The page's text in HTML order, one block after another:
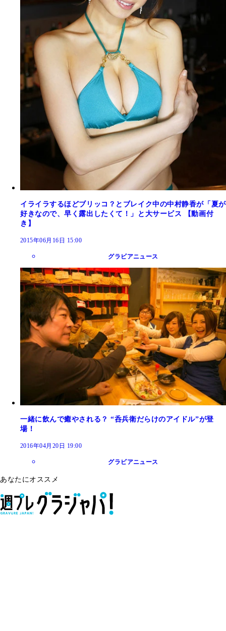
イライラするほどブリッコ？とブレイク中の中村静香が「夏が
好きなので、早く露出したくて！」と大サービス 【動画付
き】
2015年06月16日 15:00
グラビアニュース
一緒に飲んで癒やされる？ “呑兵衛だらけのアイドル”が登
場！
2016年04月20日 19:00
グラビアニュース
あなたにオススメ